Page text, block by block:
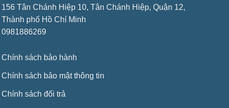
156 Tân Chánh Hiệp 10, Tân Chánh Hiệp, Quận 12,
Thành phố Hồ Chí Minh
0981886269
Chính sách bảo hành
Chính sách bảo mật thông tin
Chính sách đổi trả